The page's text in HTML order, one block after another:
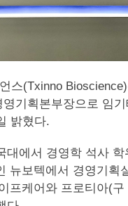
스(Txinno
기획본부장으로 임
밝혔다.
대에서 경영학 석사
뉴보텍에서 경영기획
프케어와 프로티아(구